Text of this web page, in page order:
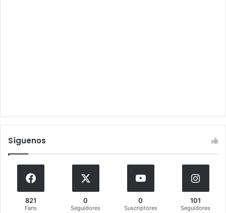
Síguenos
821
Fans
0
Seguidores
0
Suscriptores
101
Seguidores